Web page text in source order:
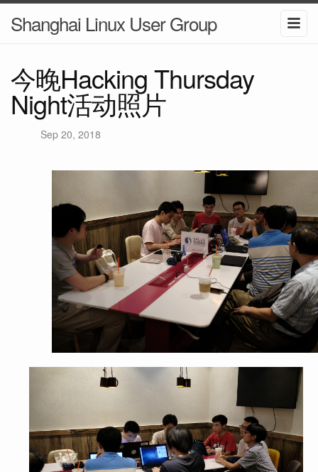
Shanghai Linux User Group
今晚Hacking Thursday
Night活动照片
Sep 20, 2018